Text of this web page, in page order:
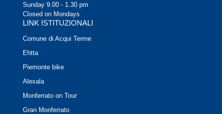
Sunday 9.00 - 1.30 pm
Closed on Mondays
LINK ISTITUZIONALI
Comune di Acqui Terme
Ehtta
Piemonte bike
Alexala
Monferrato on Tour
Gran Monferrato